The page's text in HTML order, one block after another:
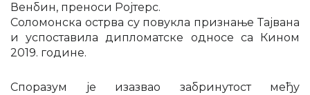
Венбин, преноси Ројтерс.
Соломонска острва су повукла признање Тајвана
и успоставила дипломатске односе са Кином
2019. године.
Споразум је изазвао забринутост међу